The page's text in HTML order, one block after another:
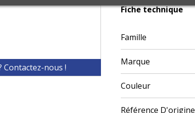
nous !
Fiche technique
Famille
Marque
Couleur
Référence D'origine